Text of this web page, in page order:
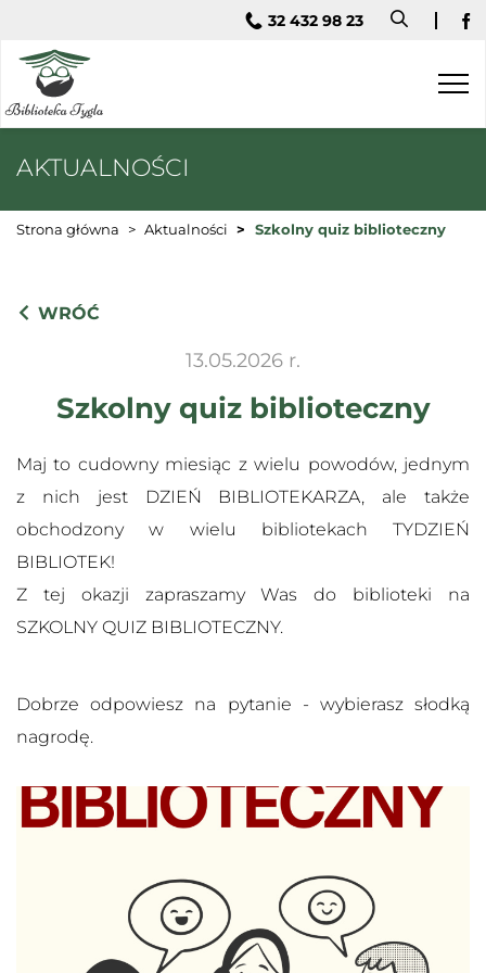
32 432 98 23
AKTUALNOŚCI
Strona główna Aktualności Szkolny quiz biblioteczny
WRÓĆ
13.05.2026 r.
Szkolny quiz biblioteczny
Maj to cudowny miesiąc z wielu powodów, jednym
z nich jest DZIEŃ BIBLIOTEKARZA, ale także
obchodzony w wielu bibliotekach TYDZIEŃ
BIBLIOTEK!
Z tej okazji zapraszamy Was do biblioteki na
SZKOLNY QUIZ BIBLIOTECZNY.
Dobrze odpowiesz na pytanie - wybierasz słodką
nagrodę.